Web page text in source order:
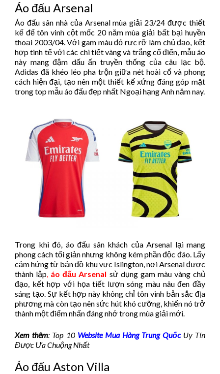
Áo đấu Arsenal
Áo đấu sân nhà của Arsenal mùa giải 23/24 được thiết
kế để tôn vinh cột mốc 20 năm mùa giải bất bại huyền
thoại 2003/04. Với gam màu đỏ rực rỡ làm chủ đạo, kết
hợp tinh tế với các chi tiết vàng và trắng cổ điển, mẫu áo
này mang đậm dấu ấn truyền thống của câu lạc bộ.
Adidas đã khéo léo pha trộn giữa nét hoài cổ và phong
cách hiện đại, tạo nên một thiết kế xứng đáng góp mặt
trong top mẫu áo đấu đẹp nhất Ngoại hạng Anh năm nay.
Trong khi đó, áo đấu sân khách của Arsenal lại mang
phong cách tối giản nhưng không kém phần độc đáo. Lấy
cảm hứng từ bản đồ khu vực Islington, nơi Arsenal được
thành lập áo đấu Arsenal sử dụng gam màu vàng chủ
đạo, kết hợp với họa tiết lượn sóng màu nâu đen đầy
sáng tạo. Sự kết hợp này không chỉ tôn vinh bản sắc địa
phương mà còn tạo nên sức hút khó cưỡng, khiến nó trở
thành một điểm nhấn đáng nhớ trong mùa giải mới.
Xem thêm: Top 10Website Mua Hàng Trung Quốc Uy Tín
Được Ưa Chuộng Nhất
Áo đấu Aston Villa